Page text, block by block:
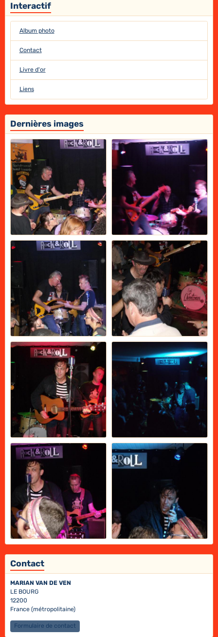
Interactif
Album photo
Contact
Livre d'or
Liens
Dernières images
Contact
MARIAN VAN DE VEN
LE BOURG
12200
France (métropolitaine)
Formulaire de contact